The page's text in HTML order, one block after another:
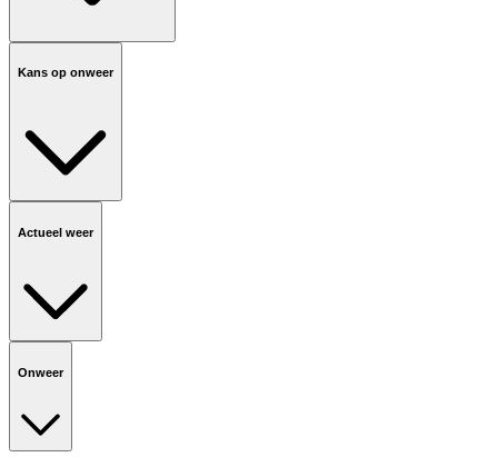
Kans op onweer
Actueel weer
Onweer